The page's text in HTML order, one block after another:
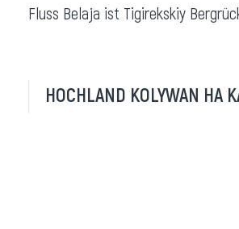
Fluss Belaja ist Tigirekskiy
HOCHLAND KOLYWAN НА